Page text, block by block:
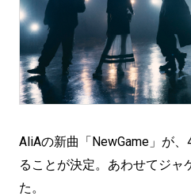
AliAの新曲「NewGame」が
ることが決定。あわせてジャ
た。